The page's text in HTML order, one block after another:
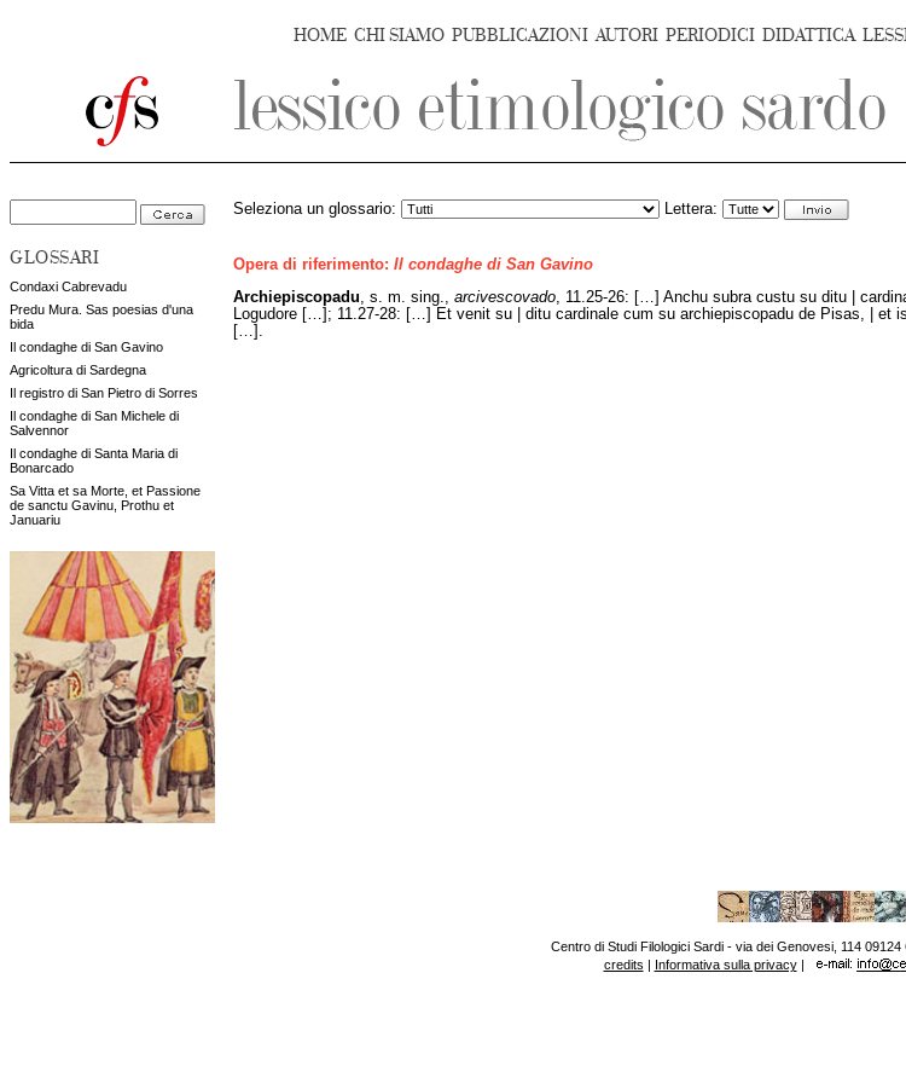
HOME CHI SIAMO PUBBLICAZIONI AUTORI PERIODICI DIDATTICA
GLOSSARI
Condaxi Cabrevadu
Predu Mura. Sas poesias d'una
bida
Il condaghe di San Gavino
Agricoltura di Sardegna
Il registro di San Pietro di Sorres
Il condaghe di San Michele di
Salvennor
Il condaghe di Santa Maria di
Bonarcado
Sa Vitta et sa Morte, et Passione
de sanctu Gavinu, Prothu et
Januariu
Seleziona un glossario: Lettera:
Opera di riferimento: Il condaghe di San Gavino
Archiepiscopadu , s. m. sing., arcivescovado , 11.25-26: […] Anchu subra custu su ditu |
Logudore […]; 11.27-28: […] Et venit su | ditu cardinale cum su archiepiscopadu de Pisas, | et
[…].
Centro di Studi Filologici Sardi - via dei Genovesi, 114 09124
credits | Informativa sulla privacy|